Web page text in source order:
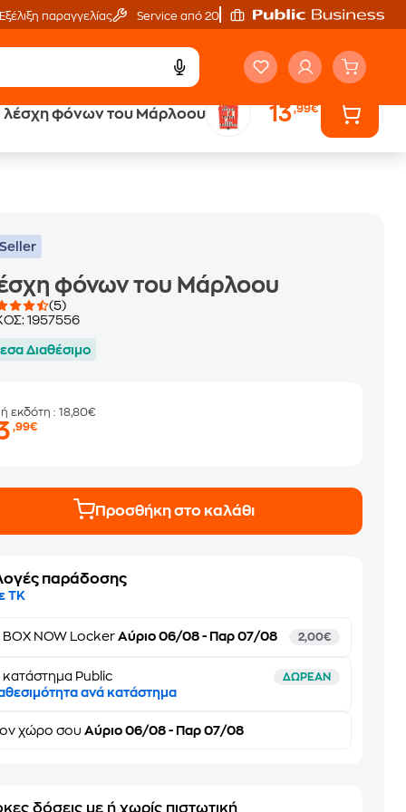
Εξέλιξη παραγγελίας Service από 20'
λέσχη φόνων του Μάρλοου 13,99€
Έλα στον κόσμο
φόνων του Μάρλοου
(5)
1957556
Διαθέσιμο
εκδότη: 18,80€
,99€
Προσθήκη στο καλάθι
παράδοσης
ΤΚ
BOX NOW Locker Αύριο 06/08 - Παρ 07/08 2,00€
κατάστημα Public ΔΩΡΕΑΝ
ανά κατάστημα
χώρο σου Αύριο 06/08 - Παρ 07/08
δόσεις με ή χωρίς πιστωτική